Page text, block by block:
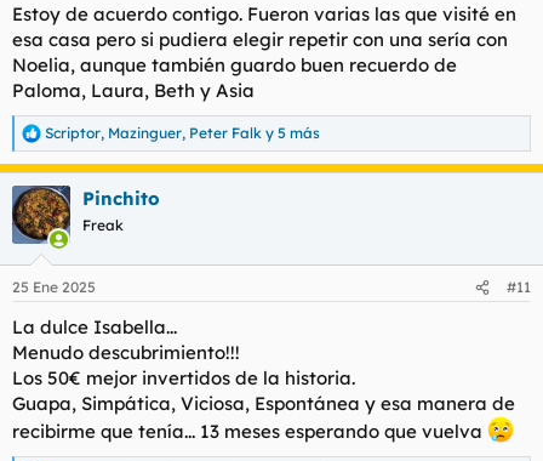
Estoy de acuerdo contigo. Fueron varias las que visité en
esa casa pero si pudiera elegir repetir con una sería con
Noelia, aunque también guardo buen recuerdo de
Paloma, Laura, Beth y Asia
R
e
a
c
c
i
e
:
Scriptor, Mazinguer, Peter Falk y 5 más
Pinchito
Freak
25 Ene 2025 #11
La dulce Isabella...
Menudo descubrimiento!!!
Los 50€ mejor invertidos de la historia.
Guapa, Simpática, Viciosa, Espontánea y esa manera de
recibirme que tenía... 13 meses esperando que vuelva